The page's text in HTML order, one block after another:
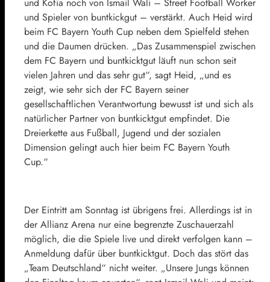
und Kofia noch von Ismail Wali – Street Football Worker
und Spieler von buntkickgut – verstärkt. Auch Heid wird
beim FC Bayern Youth Cup neben dem Spielfeld stehen
und die Daumen drücken. „Das Zusammenspiel zwischen
dem FC Bayern und buntkicktgut läuft nun schon seit
vielen Jahren und das sehr gut“, sagt Heid, „und es
zeigt, wie sehr sich der FC Bayern seiner
gesellschaftlichen Verantwortung bewusst ist und sich als
natürlicher Partner von buntkicktgut empfindet. Die
Dreierkette aus Fußball, Jugend und der sozialen
Dimension gelingt auch hier beim FC Bayern Youth
Cup.“
Der Eintritt am Sonntag ist übrigens frei. Allerdings ist in
der Allianz Arena nur eine begrenzte Zuschauerzahl
möglich, die die Spiele live und direkt verfolgen kann –
Anmeldung dafür über buntkicktgut. Doch das stört das
„Team Deutschland“ nicht weiter. „Unsere Jungs können